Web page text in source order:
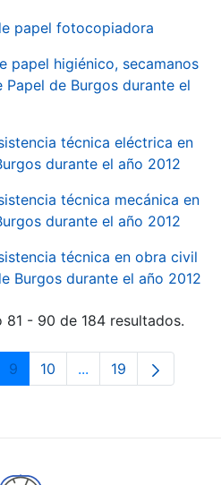
papel fotocopiadora
papel higiénico, secamanos
de Burgos durante el
técnica eléctrica en
durante el año 2012
técnica mecánica en
durante el año 2012
técnica en obra civil
Burgos durante el año 2012
- 90 de 184 resultados.
intermedias Use TAB para
Página
9 Página
10 ...PáginasPágina
19